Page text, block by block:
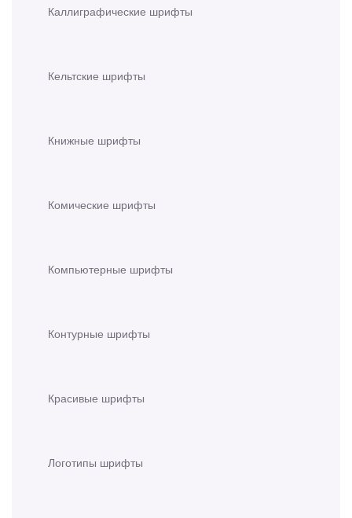
Каллиграфические шрифты
Кельтские шрифты
Книжные шрифты
Комические шрифты
Компьютерные шрифты
Контурные шрифты
Красивые шрифты
Логотипы шрифты